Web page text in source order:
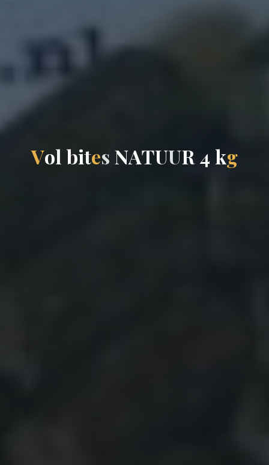
Vol bites NATUUR 4 kg